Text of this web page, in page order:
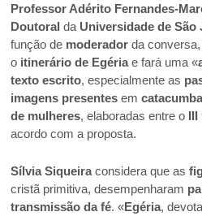
Professor Adérito Fernandes-
Doutoral da Universidade de São
função de moderador da
o itinerário de Egériae fará uma «
texto escrito, especialmente as
imagens presentes em
de mulheres, elaboradas entre o III
acordo com a proposta.
Sílvia Siqueiraconsidera que as
cristã primitiva, desempenharam
transmissão da fé. «Egéria,